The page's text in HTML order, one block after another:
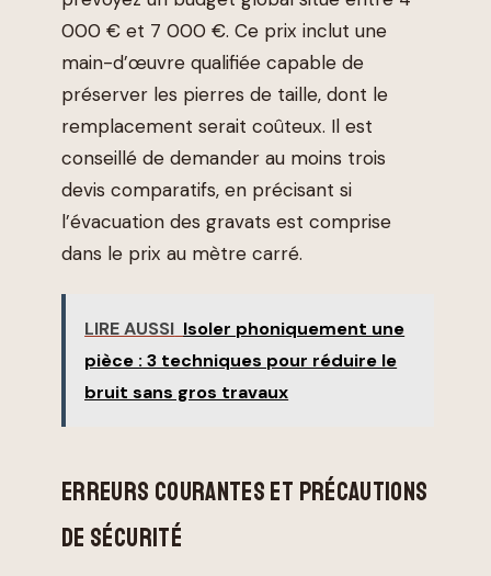
000 € et 7 000 €. Ce prix inclut une
main-d’œuvre qualifiée capable de
préserver les pierres de taille, dont le
remplacement serait coûteux. Il est
conseillé de demander au moins trois
devis comparatifs, en précisant si
l’évacuation des gravats est comprise
dans le prix au mètre carré.
LIRE AUSSI Isoler phoniquement une
pièce : 3 techniques pour réduire le
bruit sans gros travaux
ERREURS COURANTES ET PRÉCAUTIONS
DE SÉCURITÉ